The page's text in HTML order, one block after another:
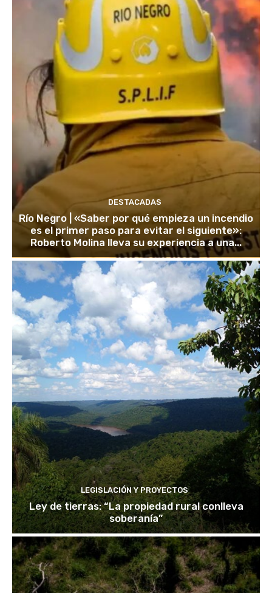
DESTACADAS
Río Negro | «Saber por qué empieza un incendio
es el primer paso para evitar el siguiente»:
Roberto Molina lleva su experiencia a una...
LEGISLACIÓN Y PROYECTOS
Ley de tierras: “La propiedad rural conlleva
soberanía”